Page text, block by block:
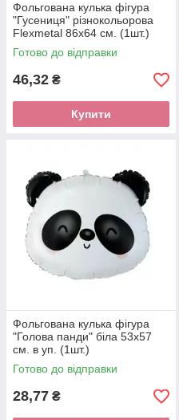
Фольгована кулька фігура
"Гусениця" різнокольорова
Flexmetal 86х64 см. (1шт.)
Готово до відправки
46,32 ₴
Купити
Фольгована кулька фігура
"Голова панди" біла 53х57
см. в уп. (1шт.)
Готово до відправки
28,77 ₴